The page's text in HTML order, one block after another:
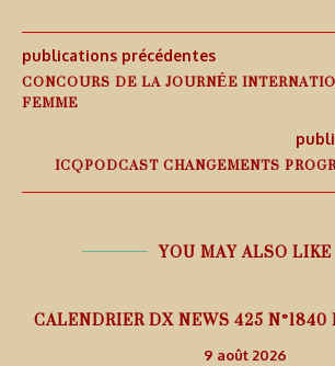
publications précédentes
CONCOURS DE LA JOURNÉE
FEMME
ICQPODCAST CHANGEMENTS
YOU MAY ALSO LIKE
CALENDRIER DX NEWS 425
9 août 2026